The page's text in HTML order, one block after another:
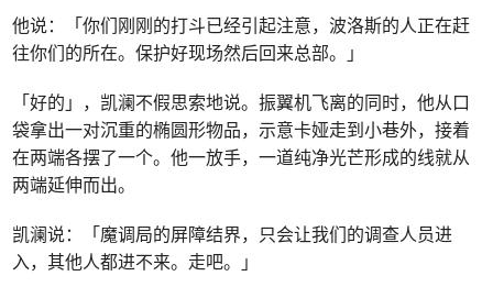
他说：「你们刚刚的打斗已经引起注意，波洛斯的人正在赶
往你们的所在。保护好现场然后回来总部。」
「好的」，凯澜不假思索地说。振翼机飞离的同时，他从口
袋拿出一对沉重的椭圆形物品，示意卡娅走到小巷外，接着
在两端各摆了一个。他一放手，一道纯净光芒形成的线就从
两端延伸而出。
凯澜说：「魔调局的屏障结界，只会让我们的调查人员进
入，其他人都进不来。走吧。」